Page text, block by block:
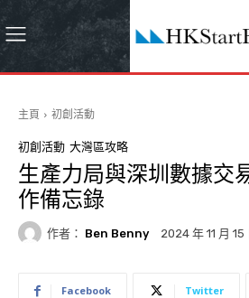
主頁 初創活動
初創活動 大灣區攻略
生產力局與深圳數據交
作備忘錄
作者： Ben Benny 2024 年 11 月 15
Facebook Twitter